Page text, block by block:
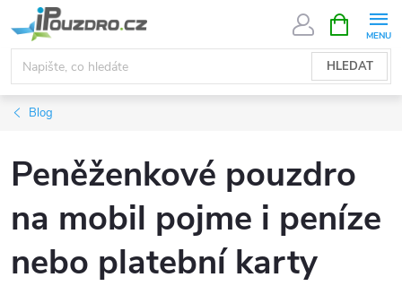
na
obsah
HLEDAT
NÁKUPNÍ
KOŠÍK
Blog
Peněženkové pouzdro
na mobil pojme i peníze
nebo platební karty